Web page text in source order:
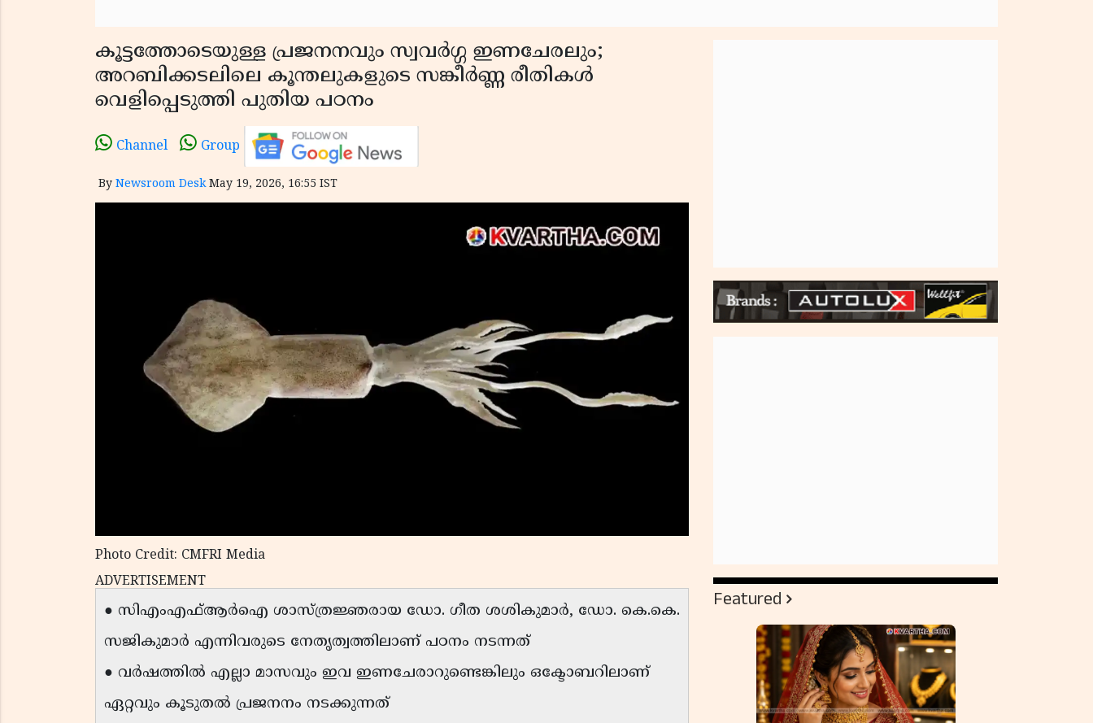
കൂട്ടത്തോടെയുള്ള പ്രജനനവും സ്വവർഗ്ഗ ഇണചേരലും;
അറബിക്കടലിലെ കൂന്തലുകളുടെ സങ്കീർണ്ണ രീതികൾ
വെളിപ്പെടുത്തി പുതിയ പഠനം
Channel Group
By Newsroom Desk May 19, 2026, 16:55 IST
Photo Credit: CMFRI Media
ADVERTISEMENT
● സിഎംഎഫ്ആർഐ ശാസ്ത്രജ്ഞരായ ഡോ. ഗീത ശശികുമാർ, ഡോ. കെ.കെ.
സജികുമാർ എന്നിവരുടെ നേതൃത്വത്തിലാണ് പഠനം നടന്നത്
● വർഷത്തിൽ എല്ലാ മാസവും ഇവ ഇണചേരാറുണ്ടെങ്കിലും ഒക്ടോബറിലാണ്
ഏറ്റവും കൂടുതൽ പ്രജനനം നടക്കുന്നത്
Featured